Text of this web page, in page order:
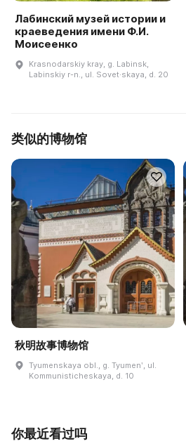
Лабинский музей истории и
краеведения имени Ф.И.
Моисеенко
Krasnodarskiy kray, g. Labinsk,
Labinskiy r-n., ul. Sovet·skaya, d. 20
类似的博物馆
秋明故事博物馆
Tyumenskaya obl., g. Tyumenʹ, ul.
Kommunisticheskaya, d. 10
你最近看过吗